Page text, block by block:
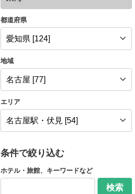
都道府県
地域
エリア
条件で絞り込む
ホテル・旅館、キーワードなど
検索